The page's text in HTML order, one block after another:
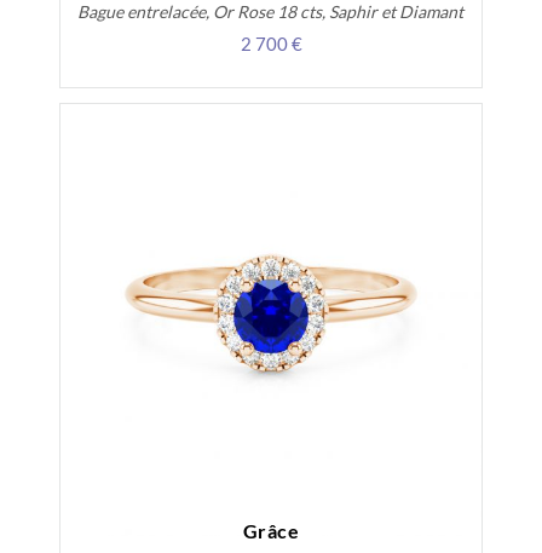
Bague entrelacée, Or Rose 18 cts, Saphir et Diamant
2 700 €
Grâce